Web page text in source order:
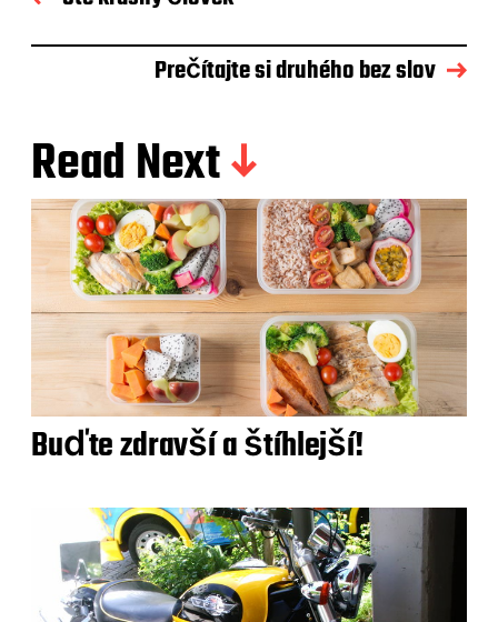
Prečítajte si druhého bez slov
Read Next
Buďte zdravší a štíhlejší!